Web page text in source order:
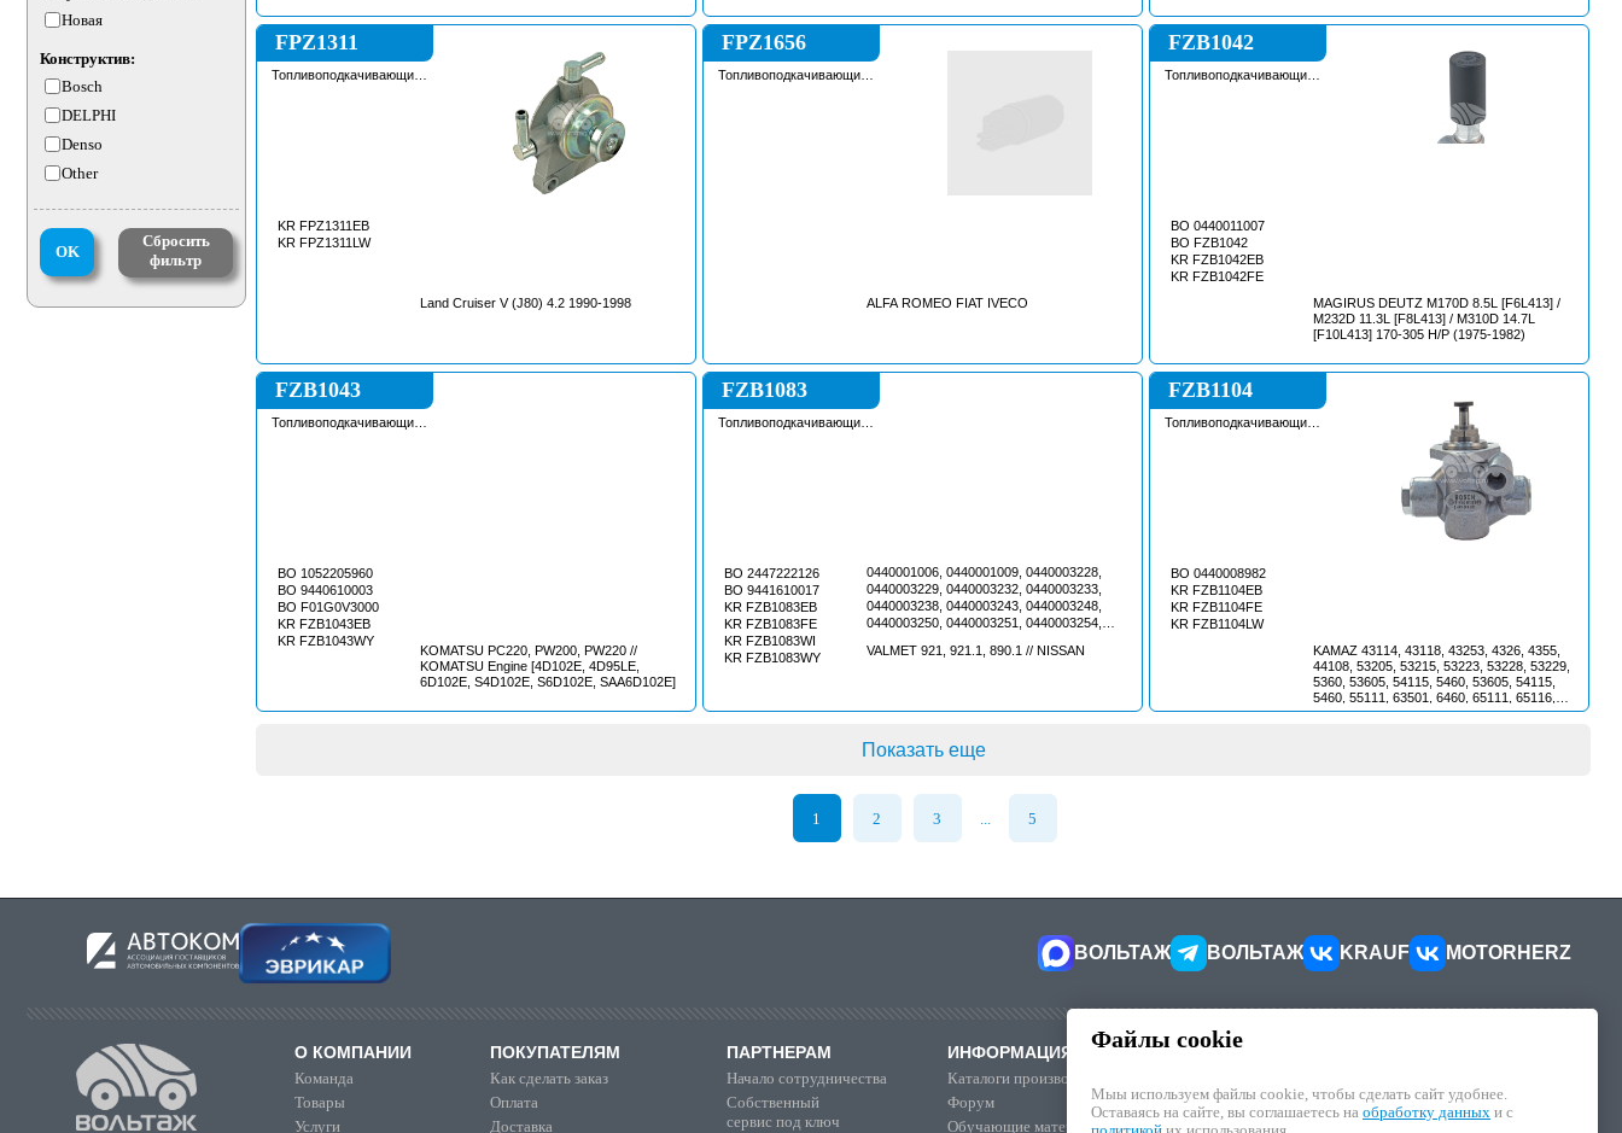
Новая
Конструктив:
Bosch
DELPHI
Denso
Other
OK
Сбросить
фильтр
FPZ1311
Топливоподкачивающий
KR FPZ1311EB
KR FPZ1311LW
Land Cruiser V (J80) 4.2 1990-1998
FPZ1656
Топливоподкачивающий
ALFA ROMEO FIAT IVECO
FZB1042
Топливоподкачивающий
BO 0440011007
BO FZB1042
KR FZB1042EB
KR FZB1042FE
MAGIRUS DEUTZ M170D 8.5L [F6L413] /
M232D 11.3L [F8L413] / M310D 14.7L
[F10L413] 170-305 H/P (1975-1982)
FZB1043
Топливоподкачивающий
BO 1052205960
BO 9440610003
BO F01G0V3000
KR FZB1043EB
KR FZB1043WY
KOMATSU PC220, PW200, PW220 //
KOMATSU Engine [4D102E, 4D95LE,
6D102E, S4D102E, S6D102E, SAA6D102E]
FZB1083
Топливоподкачивающий
BO 2447222126
BO 9441610017
KR FZB1083EB
KR FZB1083FE
KR FZB1083WI
KR FZB1083WY
0440001006, 0440001009, 0440003228,
0440003229, 0440003232, 0440003233,
0440003238, 0440003243, 0440003248,
0440003250, 0440003251, 0440003254,
0440004038, 0440004048, 0440004067,
0440008049, 0440008062, 0440008066,
0440008067, 0440008068, 0440008069,
0440008079, 0440008080, 0440008082,
0440008091, 0440008092, 0440008094,
0440008099, 0440008101, 0440008104,
VALMET 921, 921.1, 890.1 // NISSAN
FZB1104
Топливоподкачивающий
BO 0440008982
KR FZB1104EB
KR FZB1104FE
KR FZB1104LW
KAMAZ 43114, 43118, 43253, 4326, 4355,
44108, 53205, 53215, 53223, 53228, 53229,
5360, 53605, 54115, 5460, 53605, 54115,
5460, 55111, 63501, 6460, 65111, 65116,
65117, 6520, 65201, 6522, 65225, 6540 //
Показать еще
1 2 3 ... 5
ВОЛЬТАЖ ВОЛЬТАЖ KRAUF MOTORHERZ
О КОМПАНИИ
Команда
Товары
Услуги
ПОКУПАТЕЛЯМ
Как сделать заказ
Оплата
Доставка
ПАРТНЕРАМ
Начало сотрудничества
Собственный
сервис под ключ
ИНФОРМАЦИЯ
Каталоги производителей
Форум
Обучающие материалы
КОНТАКТЫ
Как связаться
Наши реквизиты
Файлы cookie
Мыы используем файлы cookie, чтобы cделать сайт удобнее.
Оставаясь на сайте, вы соглашаетесь на обработку данных и с